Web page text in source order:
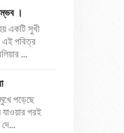
।
একটি সুখী
এই পবিত্র
...
পড়েছে
যাওয়ার পরই